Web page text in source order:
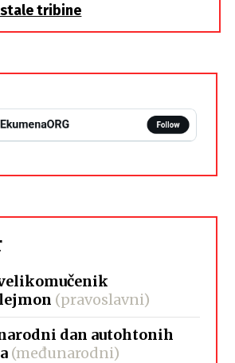
tribine
(pravoslavni)
dan autohtonih
(međunarodni)